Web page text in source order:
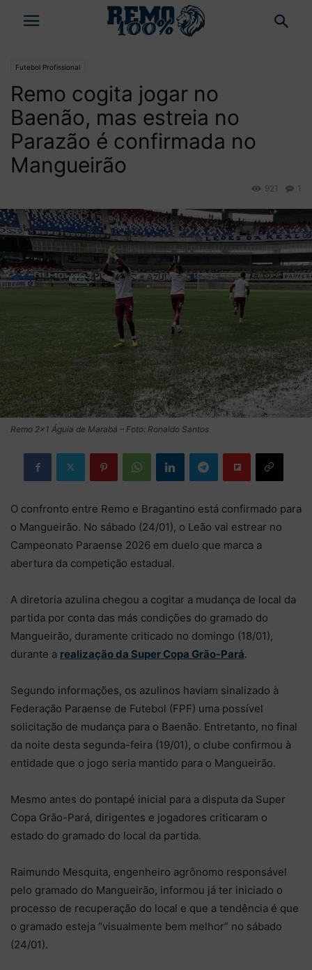
Futebol Profissional
Remo cogita jogar no
Baenão, mas estreia no
Parazão é confirmada no
Mangueirão
1
921
Remo 2×1 Águia de Marabá – Foto: Ronaldo Santos
O confronto entre Remo e Bragantino está confirmado para
o Mangueirão. No sábado (24/01), o Leão vai estrear no
Campeonato Paraense 2026 em duelo que marca a
abertura da competição estadual.
A diretoria azulina chegou a cogitar a mudança de local da
partida por conta das más condições do gramado do
Mangueirão, duramente criticado no domingo (18/01),
durante a realização da Super Copa Grão-Pará.
Segundo informações, os azulinos haviam sinalizado à
Federação Paraense de Futebol (FPF) uma possível
solicitação de mudança para o Baenão. Entretanto, no final
da noite desta segunda-feira (19/01), o clube confirmou à
entidade que o jogo seria mantido para o Mangueirão.
Mesmo antes do pontapé inicial para a disputa da Super
Copa Grão-Pará, dirigentes e jogadores criticaram o
estado do gramado do local da partida.
Raimundo Mesquita, engenheiro agrônomo responsável
pelo gramado do Mangueirão, informou já ter iniciado o
processo de recuperação do local e que a tendência é que
o gramado esteja “visualmente bem melhor” no sábado
(24/01).